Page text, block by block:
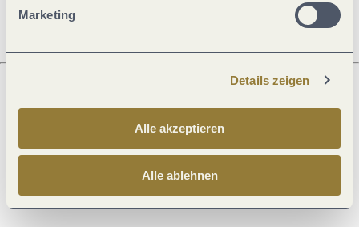
Marketing
Details zeigen
Alle akzeptieren
Alle ablehnen
Anreise planen PDF erzeugen